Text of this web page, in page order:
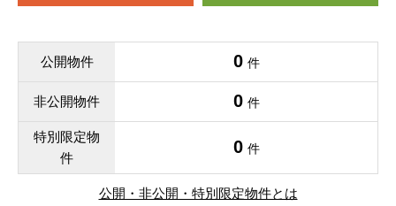
公開物件 0 件
非公開物件 0 件
特別限定物
件
0 件
公開・非公開・特別限定物件とは